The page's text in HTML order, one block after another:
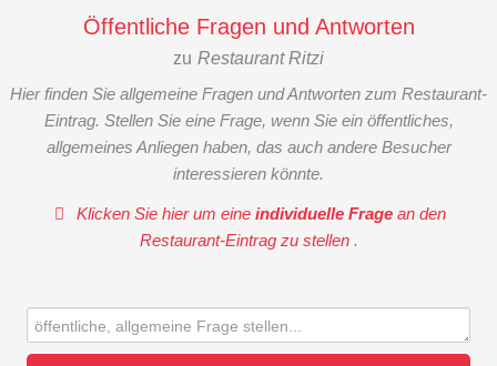
Öffentliche Fragen und Antworten
zu Restaurant Ritzi
Hier finden Sie allgemeine Fragen und Antworten zum Restaurant-
Eintrag. Stellen Sie eine Frage, wenn Sie ein öffentliches,
allgemeines Anliegen haben, das auch andere Besucher
interessieren könnte.
Klicken Sie hier um eineindividuelle Frage an den
Restaurant-Eintrag zu stellen .